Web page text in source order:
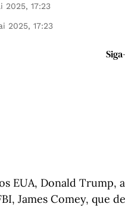
2025, 17:23
2025, 17:23
EUA, Donald Trump,
James Comey, que